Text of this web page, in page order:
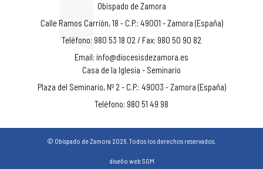
Obispado de Zamora
Calle Ramos Carrión, 18 - C.P.: 49001 - Zamora (España)
Teléfono: 980 53 18 02 / Fax: 980 50 90 82
Email: info@diocesisdezamora.es
Casa de la Iglesia - Seminario
Plaza del Seminario, Nº 2 - C.P.: 49003 - Zamora (España)
Teléfono: 980 51 49 98
© Obispado de Zamora 2026. Todos los derechos reservados.
diseño web SGM